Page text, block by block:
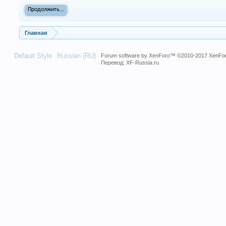
Продолжить...
Главная
Default Style Russian (RU) Forum software by XenForo™©2010-2017
Перевод:XF-Russia.ru